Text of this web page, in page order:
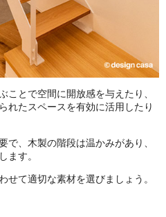
ことで空間に開放感を与えたり、
れたスペースを有効に活用したり
で、木製の階段は温かみがあり、
ます。
せて適切な素材を選びましょう。